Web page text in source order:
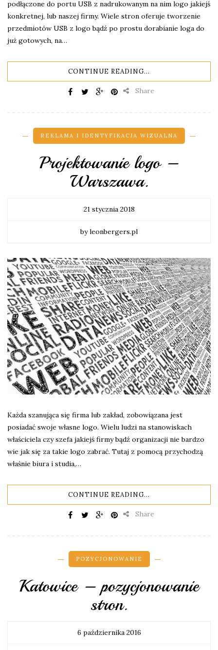
podłączone do portu USB z nadrukowanym na nim logo jakiejś
konkretnej, lub naszej firmy. Wiele stron oferuje tworzenie
przedmiotów USB z logo bądź po prostu dorabianie loga do
już gotowych, na…
CONTINUE READING...
Share
REKLAMA I IDENTYFIKACJA WIZUALNA
Projektowanie logo –
Warszawa.
21 stycznia 2018
by leonbergers.pl
Każda szanująca się firma lub zakład, zobowiązana jest
posiadać swoje własne logo. Wielu ludzi na stanowiskach
właściciela czy szefa jakiejś firmy bądź organizacji nie bardzo
wie jak się za takie logo zabrać. Tutaj z pomocą przychodzą
właśnie biura i studia,…
CONTINUE READING...
Share
POZYCJONOWANIE
Katowice – pozycjonowanie
stron.
6 października 2016